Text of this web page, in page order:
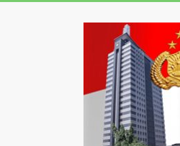
Presisi